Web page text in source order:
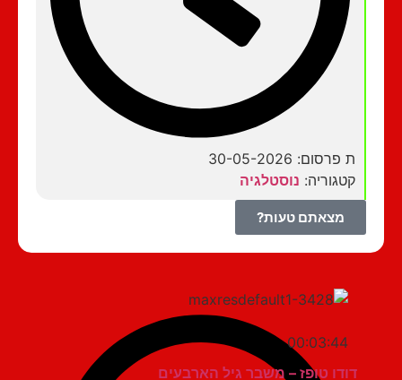
ת פרסום: 30-05-2026
קטגוריה:נוסטלגיה
מצאתם טעות?
00:03:44
דודו טופז – משבר גיל הארבעים